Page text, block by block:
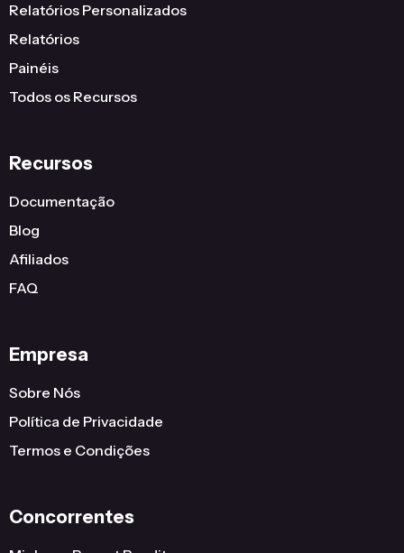
Relatórios Personalizados
Relatórios
Painéis
Todos os Recursos
Recursos
Documentação
Blog
Afiliados
FAQ
Empresa
Sobre Nós
Política de Privacidade
Termos e Condições
Concorrentes